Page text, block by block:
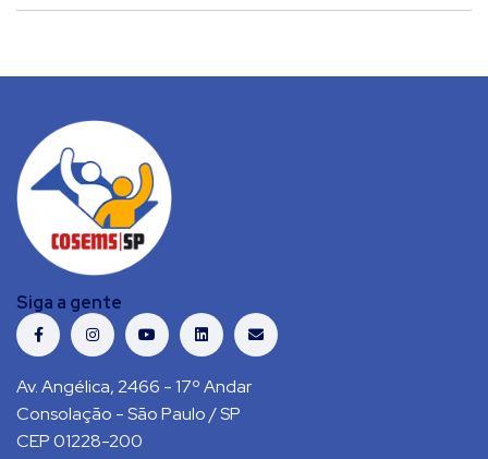
Siga a gente
Av. Angélica, 2466 - 17º Andar
Consolação - São Paulo / SP
CEP 01228-200